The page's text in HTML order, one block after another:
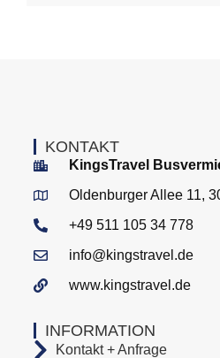
INFORMATION
Kontakt + Anfrage
KONTAKT
KingsTravel
Oldenburger Allee 11,
+49 511 105 34 778
info@kingstravel.de
www.kingstravel.de